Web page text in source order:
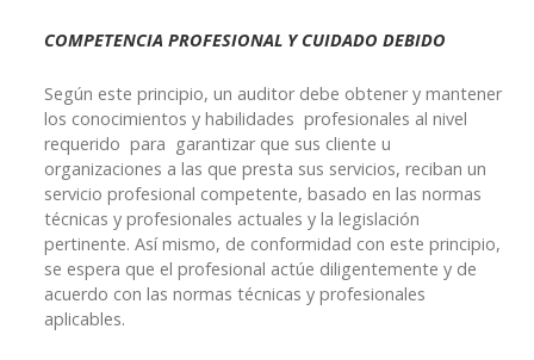
COMPETENCIA PROFESIONAL Y CUIDADO DEBIDO
Según este principio, un auditor debe obtener y mantener
los conocimientos y habilidades profesionales al nivel
requerido para garantizar que sus cliente u
organizaciones a las que presta sus servicios, reciban un
servicio profesional competente, basado en las normas
técnicas y profesionales actuales y la legislación
pertinente. Así mismo, de conformidad con este principio,
se espera que el profesional actúe diligentemente y de
acuerdo con las normas técnicas y profesionales
aplicables.